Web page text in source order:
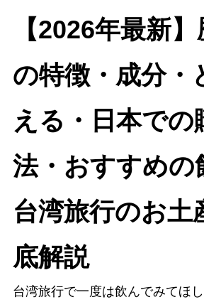
【2026年最新
の特徴・成分・
える・日本での
法・おすすめの
台湾旅行のお土
底解説
台湾旅行で一度は飲んでみてほ